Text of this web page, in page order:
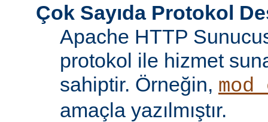
Çok Sayıda Protokol
Apache HTTP
protokol ile hizmet
sahiptir. Örneğin,
amaçla yazılmıştır.